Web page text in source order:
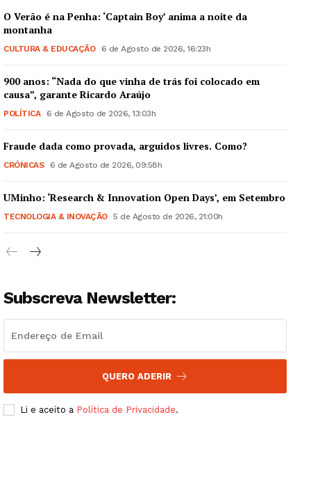
Guimarães, agora!
Institucional
Artigos
Grande Entrevista
O Verão é na Penha: ‘Captain Boy’ anima a noite da
montanha
CULTURA & EDUCAÇÃO 6 de Agosto de 2026, 16:23h
900 anos: “Nada do que vinha de trás foi colocado em
causa”, garante Ricardo Araújo
POLÍTICA 6 de Agosto de 2026, 13:03h
Fraude dada como provada, arguidos livres. Como?
CRÓNICAS 6 de Agosto de 2026, 09:58h
UMinho: ‘Research & Innovation Open Days’, em Setembro
TECNOLOGIA & INOVAÇÃO 5 de Agosto de 2026, 21:00h
Subscreva Newsletter:
QUERO ADERIR
Li e aceito a Política de Privacidade.